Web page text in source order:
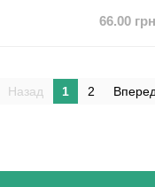
66.00
Назад 1 2 Вперед